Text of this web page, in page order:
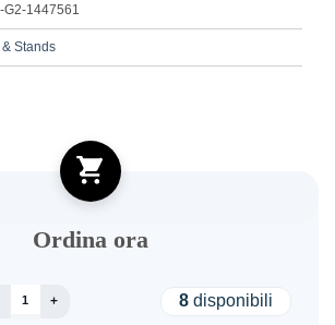
G2-1447561
& Stands
Ordina ora
ACC 4 MOUNTING ARM/13-32" MA-
8 disponibili